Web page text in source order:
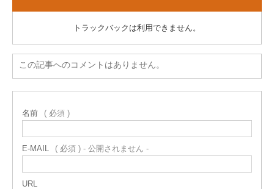
トラックバックは利用できません。
この記事へのコメントはありません。
名前 ( 必須 )
E-MAIL ( 必須 ) - 公開されません -
URL